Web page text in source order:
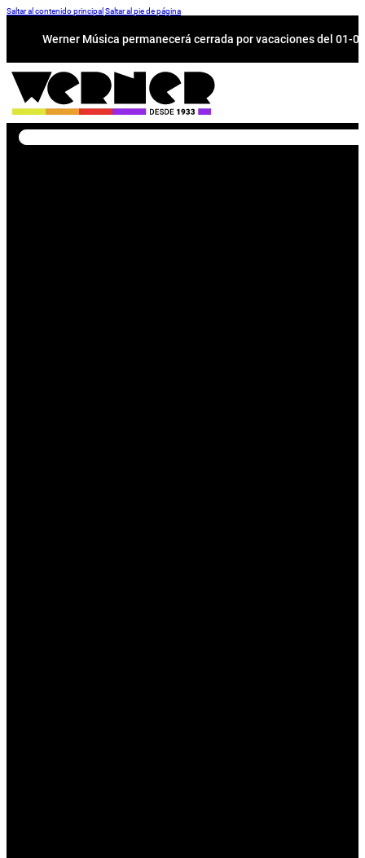
Saltar al contenido principal Saltar al pie de página
Werner Música permanecerá cerrada por vacaciones del 01-
Buscar